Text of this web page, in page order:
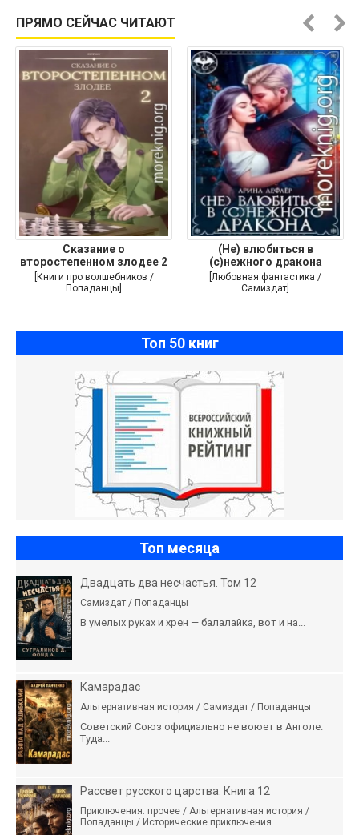
ПРЯМО СЕЙЧАС ЧИТАЮТ
Сказание о
второстепенном злодее 2
[Книги про волшебников /
Попаданцы]
(Не) влюбиться в
(с)нежного дракона
[Любовная фантастика /
Самиздат]
Топ 50 книг
Топ месяца
Двадцать два несчастья. Том 12
Самиздат / Попаданцы
В умелых руках и хрен — балалайка, вот и на...
Камарадас
Альтернативная история / Самиздат / Попаданцы
Советский Союз официально не воюет в Анголе.
Туда...
Рассвет русского царства. Книга 12
Приключения: прочее / Альтернативная история /
Попаданцы / Исторические приключения